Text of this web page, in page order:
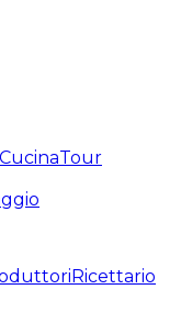
Tour
Ricettario